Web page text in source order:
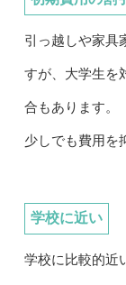
引っ越しや家具
すが、大学生を
合もあります。
少しでも費用を
学校に近い
学校に比較的近